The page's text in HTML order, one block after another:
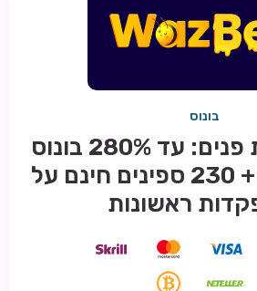
בונוס
חבילת קבלת פנים: עד 280% בונוס
עד €2,200 + 230 ספינים חינם על